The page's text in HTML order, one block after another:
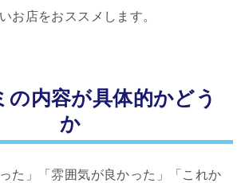
お店をおススメします。
の内容が具体的かどう
か
た」「雰囲気が良かった」「これか